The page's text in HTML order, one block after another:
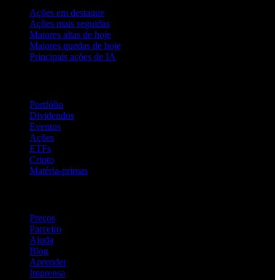
Ações em destaque
Ações mais seguidas
Maiores altas de hoje
Maiores quedas de hoje
Principais ações de IA
Portfólio
Dividendos
Eventos
Ações
ETFs
Cripto
Matéria-primas
Preços
Parceiro
Ajuda
Blog
Aprender
Imprensa